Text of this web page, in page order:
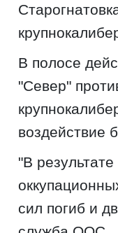
В полосе
"Север"
воздействие
"В
сил погиб и